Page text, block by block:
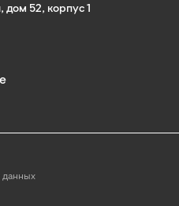
дом 52, корпус 1
данных